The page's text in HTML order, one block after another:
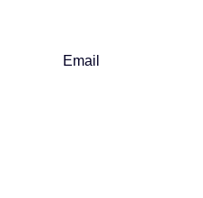
Email